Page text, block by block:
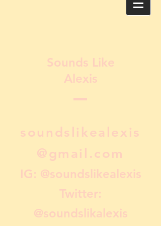
Sounds Like
Alexis
soundslikealexis
@gmail.com
IG: @soundslikealexis
Twitter:
@soundslikalexis